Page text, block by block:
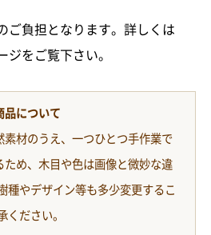
ご負担となります。詳しくは
ジをご覧下さい。
品について
素材のうえ、一つひとつ手作業で
ため、木目や色は画像と微妙な違
種やデザイン等も多少変更するこ
ださい。